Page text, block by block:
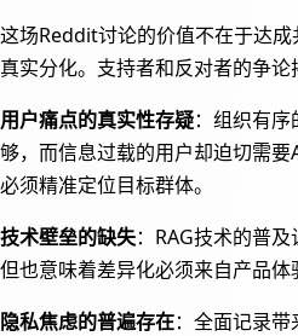
这场Reddit讨论的价值不在于达
真实分化。支持者和反对者的争论
用户痛点的真实性存疑：组织有
够，而信息过载的用户却迫切需
必须精准定位目标群体。
技术壁垒的缺失：RAG技术的普
但也意味着差异化必须来自产品体
隐私焦虑的普遍存在：全面记录